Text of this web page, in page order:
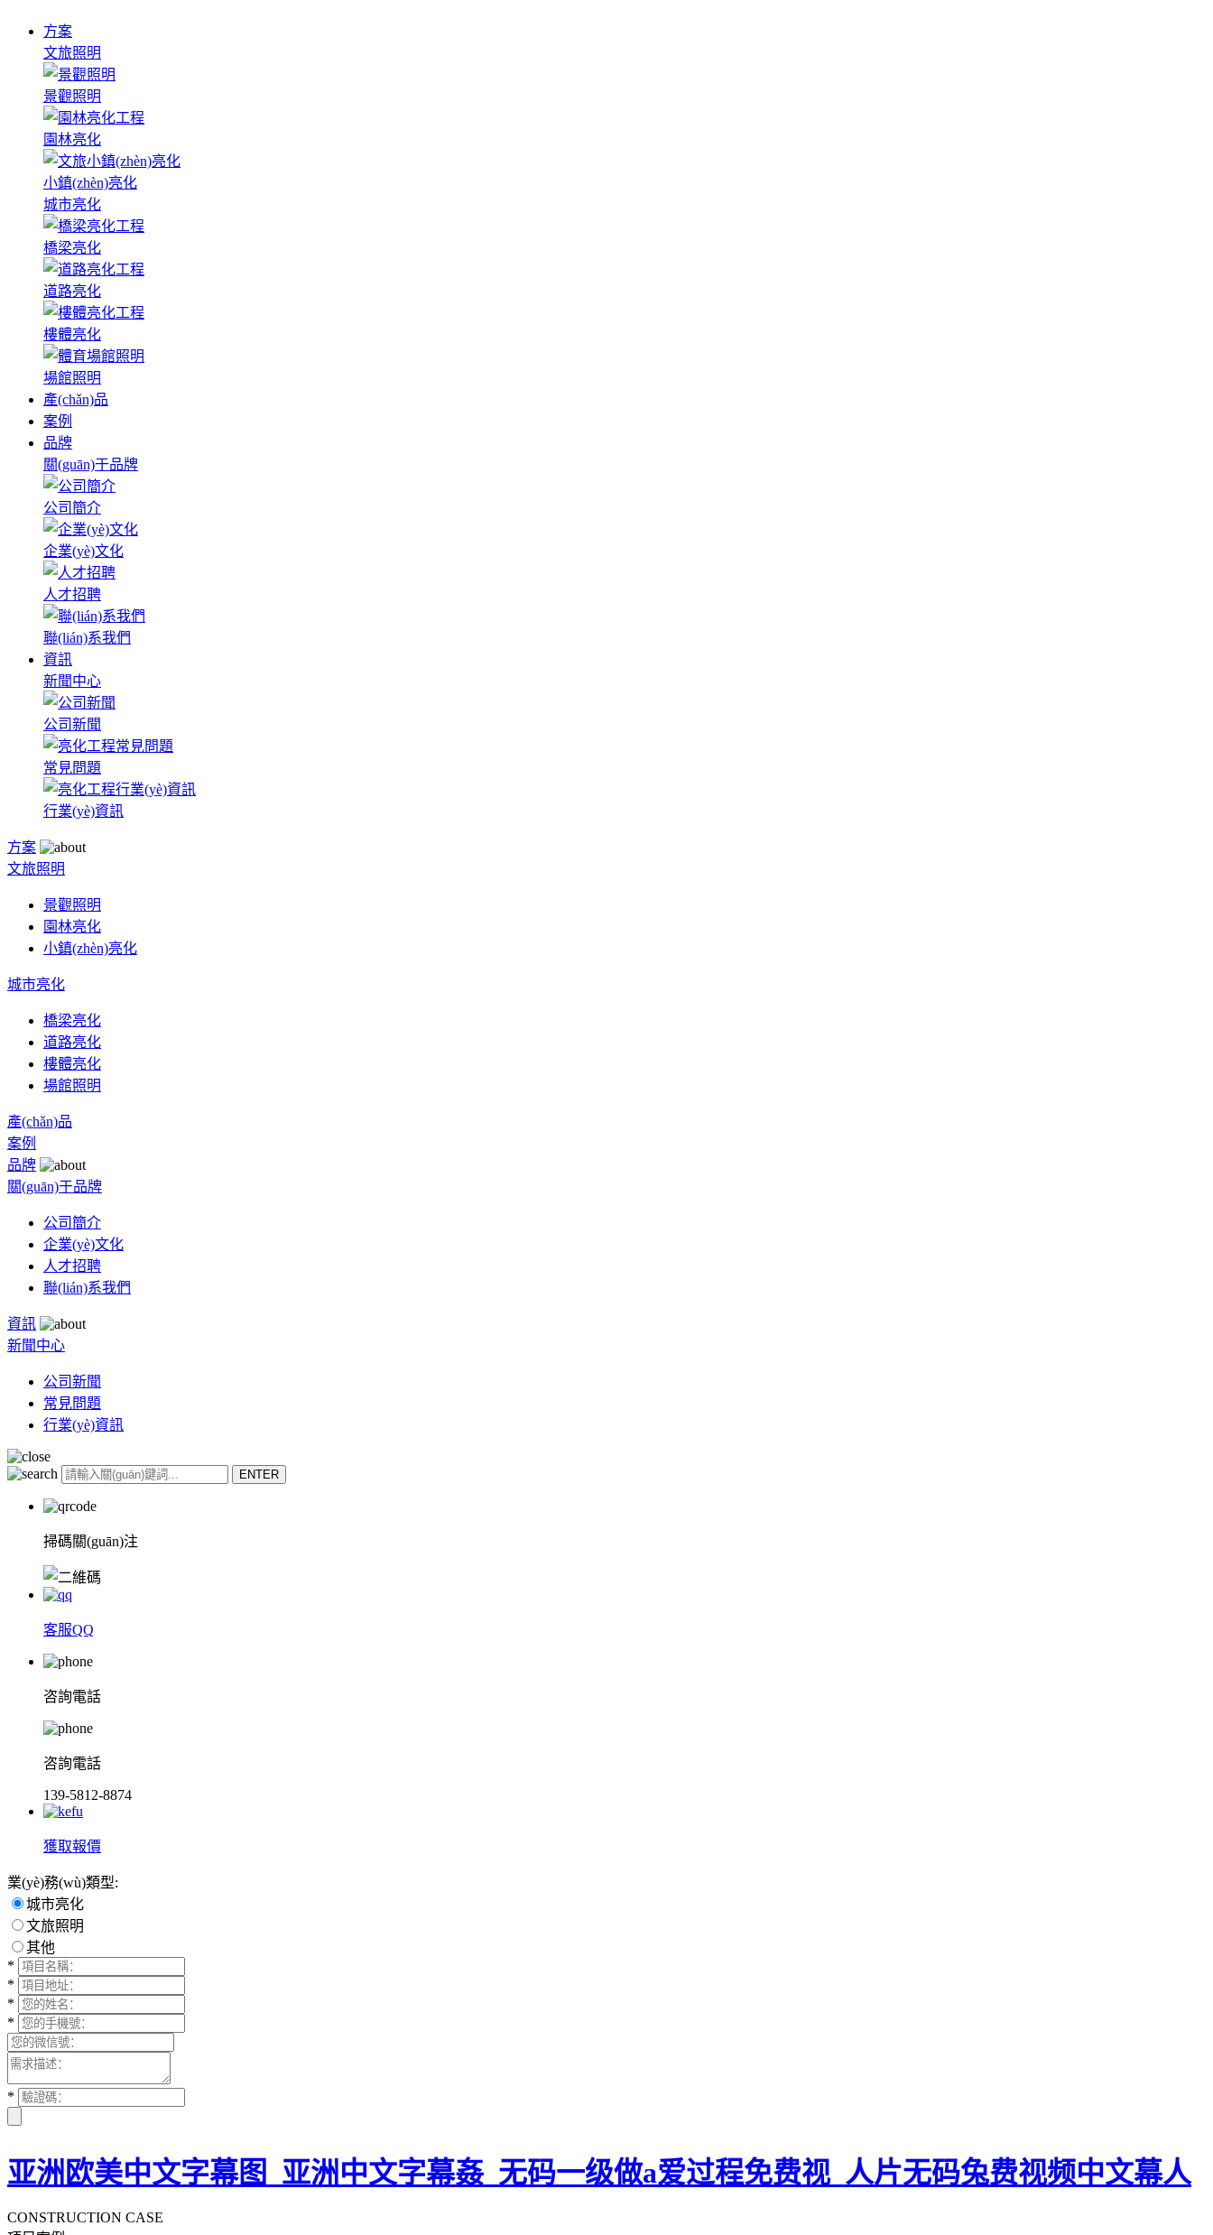
方案
文旅照明
景觀照明
園林亮化
小鎮(zhèn)亮化
城市亮化
橋梁亮化
道路亮化
樓體亮化
場館照明
產(chǎn)品
案例
品牌
關(guān)于品牌
公司簡介
企業(yè)文化
人才招聘
聯(lián)系我們
資訊
新聞中心
公司新聞
常見問題
行業(yè)資訊
方案
文旅照明
景觀照明
園林亮化
小鎮(zhèn)亮化
城市亮化
橋梁亮化
道路亮化
樓體亮化
場館照明
產(chǎn)品
案例
品牌
關(guān)于品牌
公司簡介
企業(yè)文化
人才招聘
聯(lián)系我們
資訊
新聞中心
公司新聞
常見問題
行業(yè)資訊
掃碼關(guān)注
客服QQ
咨詢電話
咨詢電話
139-5812-8874
獲取報價
業(yè)務(wù)類型:
城市亮化
文旅照明
其他
*
*
*
*
*
亚洲欧美中文字幕图_亚洲中文字幕姦_无码一级做a爱过程免费视_人片无码兔费视频中文幕人
CONSTRUCTION CASE